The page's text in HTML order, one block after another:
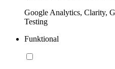
Google Analytics, Clarity,
Testing
Funktional